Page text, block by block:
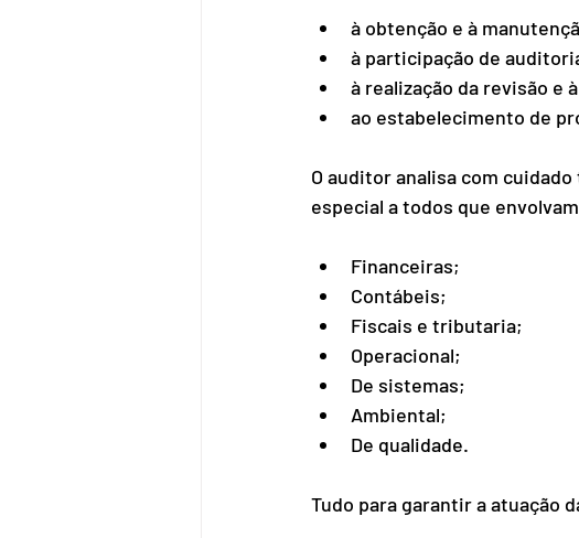
à obtenção e à
à participação de
à realização da revisão e
ao estabelecimento de
O auditor analisa com
especial a todos que
Financeiras;
Contábeis;
Fiscais e tributaria;
Operacional;
De sistemas;
Ambiental;
De qualidade.
Tudo para garantir a atuação